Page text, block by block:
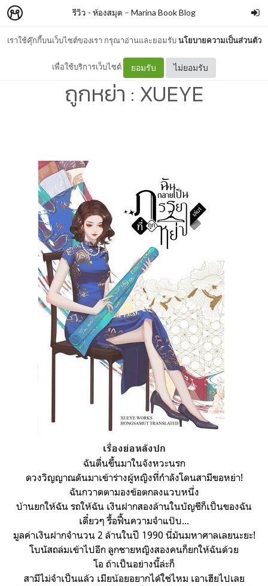
เราใช้คุ๊กกี้บนเว็บไซต์ของเรา กรุณาอ่านและยอมรับนโยบายความเป็นส่วนตัว
เพื่อใช้บริการเว็บไซต์ ยอมรับ ไม่ยอมรับ
รีวิว - ห้องสมุด – Marina Book Blog
รีวิว - ฉันกลายเป็นภรรยาที่
ถูกหย่า : XUEYE
เรื่องย่อหลังปก
ฉันตื่นขึ้นมาในจังหวะนรก
ดวงวิญญาณดันมาเข้าร่างผู้หญิงที่กำลังโดนสามีขอหย่า!
ฉันกวาดตามองข้อตกลงแวบหนึ่ง
บ้านยกให้ฉัน รถให้ฉัน เงินฝากสองล้านในบัญชีก็เป็นของฉัน
เดี๋ยวๆ รื้อฟื้นความจำแป๊บ...
มูลค่าเงินฝากจำนวน 2 ล้านในปี 1990 นี่มันมหาศาลเลยนะยะ!
โบนัสถล่มเข้าไปอีก ลูกชายหญิงสองคนก็ยกให้ฉันด้วย
โอ ถ้าเป็นอย่างนี้ล่ะก็
สามีไม่จำเป็นแล้ว เมียน้อยอยากได้ใช่ไหม เอาเฮียไปเลย